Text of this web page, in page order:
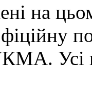
на
Усі